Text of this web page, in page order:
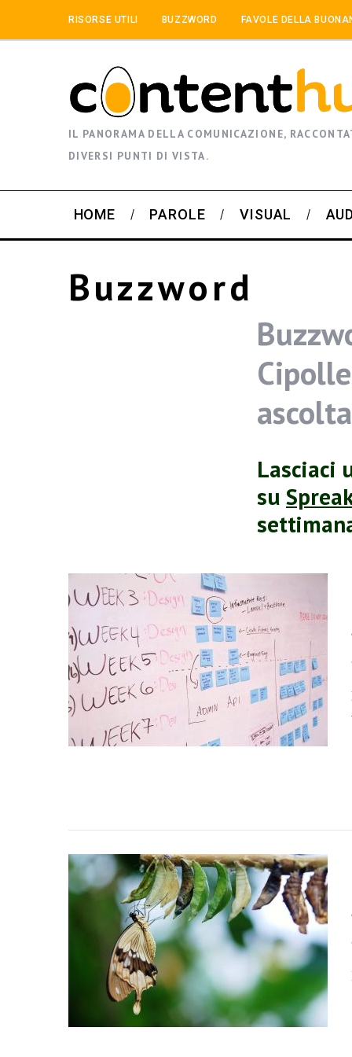
RISORSE UTILI BUZZWORD FAVOLE DELLA
IL PANORAMA DELLA COMUNICAZIONE,
DIVERSI PUNTI DI VISTA.
HOME PAROLE VISUAL
Buzzword
Lasciaci
su